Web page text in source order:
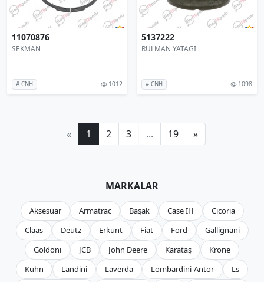
11070876
SEKMAN
# CNH 1012
5137222
RULMAN YATAGI
# CNH 1098
« 1 2 3 ... 19 »
MARKALAR
Aksesuar Armatrac Başak Case IH
Cicoria
Claas
Deutz Erkunt Fiat Ford
Gallignani
Goldoni
JCB John Deere Karataş
Krone
Kuhn
Landini Laverda Lombardini-Antor
Ls